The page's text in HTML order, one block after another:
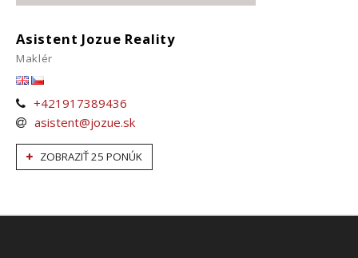
Asistent Jozue Reality
Maklér
+421917389436
asistent@jozue.sk
ZOBRAZIŤ 25 PONÚK